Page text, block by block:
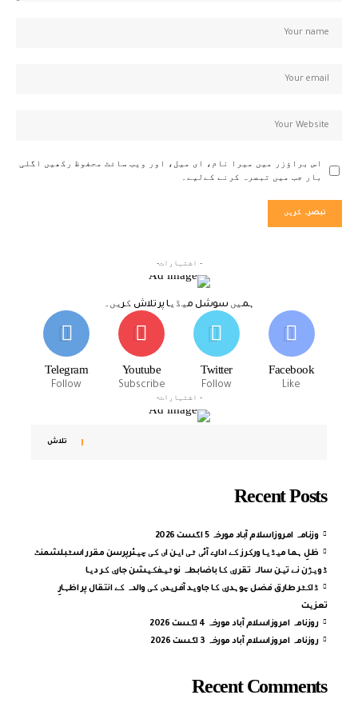
اس براؤزر میں میرا نام، ای میل، اور ویب سائٹ محفوظ رکھیں اگلی
بار جب میں تبصرہ کرنے کےلیے۔
- اشتہارات-
ہمیں سوشل میڈیا پر تلاش کریں۔
Facebook
Like
Twitter
Follow
Youtube
Subscribe
Telegram
Follow
- اشتہارات-
تلاش
Recent Posts
وزنامہ امروزاسلام آباد مورخہ 5 اگست 2026
ظلِ ہما میڈیا ورکرز کے ادارے آئی ٹی این ای کی چیئرپرسن مقرر اسٹبلشمنٹ
ڈویژن نے تین سالہ تقرری کا باضابطہ نوٹیفکیشن جاری کر دیا
ڈاکٹر طارق فضل چوہدری کا جاوید آفریدی کی والدہ کے انتقال پر اظہارِ
تعزیت
روزنامہ امروزاسلام آباد مورخہ 4 اگست 2026
روزنامہ امروزاسلام آباد مورخہ 3 اگست 2026
Recent Comments